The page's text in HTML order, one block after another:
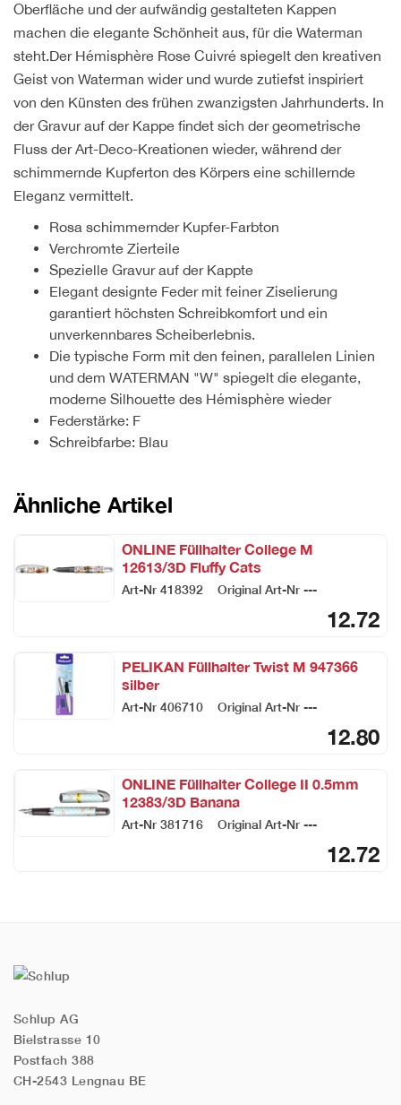
Oberfläche und der aufwändig gestalteten Kappen
machen die elegante Schönheit aus, für die Waterman
steht.Der Hémisphère Rose Cuivré spiegelt den kreativen
Geist von Waterman wider und wurde zutiefst inspiriert
von den Künsten des frühen zwanzigsten Jahrhunderts. In
der Gravur auf der Kappe findet sich der geometrische
Fluss der Art-Deco-Kreationen wieder, während der
schimmernde Kupferton des Körpers eine schillernde
Eleganz vermittelt.
Rosa schimmernder Kupfer-Farbton
Verchromte Zierteile
Spezielle Gravur auf der Kappte
Elegant designte Feder mit feiner Ziselierung
garantiert höchsten Schreibkomfort und ein
unverkennbares Scheiberlebnis.
Die typische Form mit den feinen, parallelen Linien
und dem WATERMAN "W" spiegelt die elegante,
moderne Silhouette des Hémisphère wieder
Federstärke: F
Schreibfarbe: Blau
Ähnliche Artikel
ONLINE Füllhalter College M
12613/3D Fluffy Cats
Art-Nr 418392 Original Art-Nr ---
12.72
PELIKAN Füllhalter Twist M 947366
silber
Art-Nr 406710 Original Art-Nr ---
12.80
ONLINE Füllhalter College II 0.5mm
12383/3D Banana
Art-Nr 381716 Original Art-Nr ---
12.72
Schlup AG
Bielstrasse 10
Postfach 388
CH-2543 Lengnau BE